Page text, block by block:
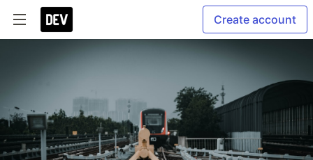
Create account